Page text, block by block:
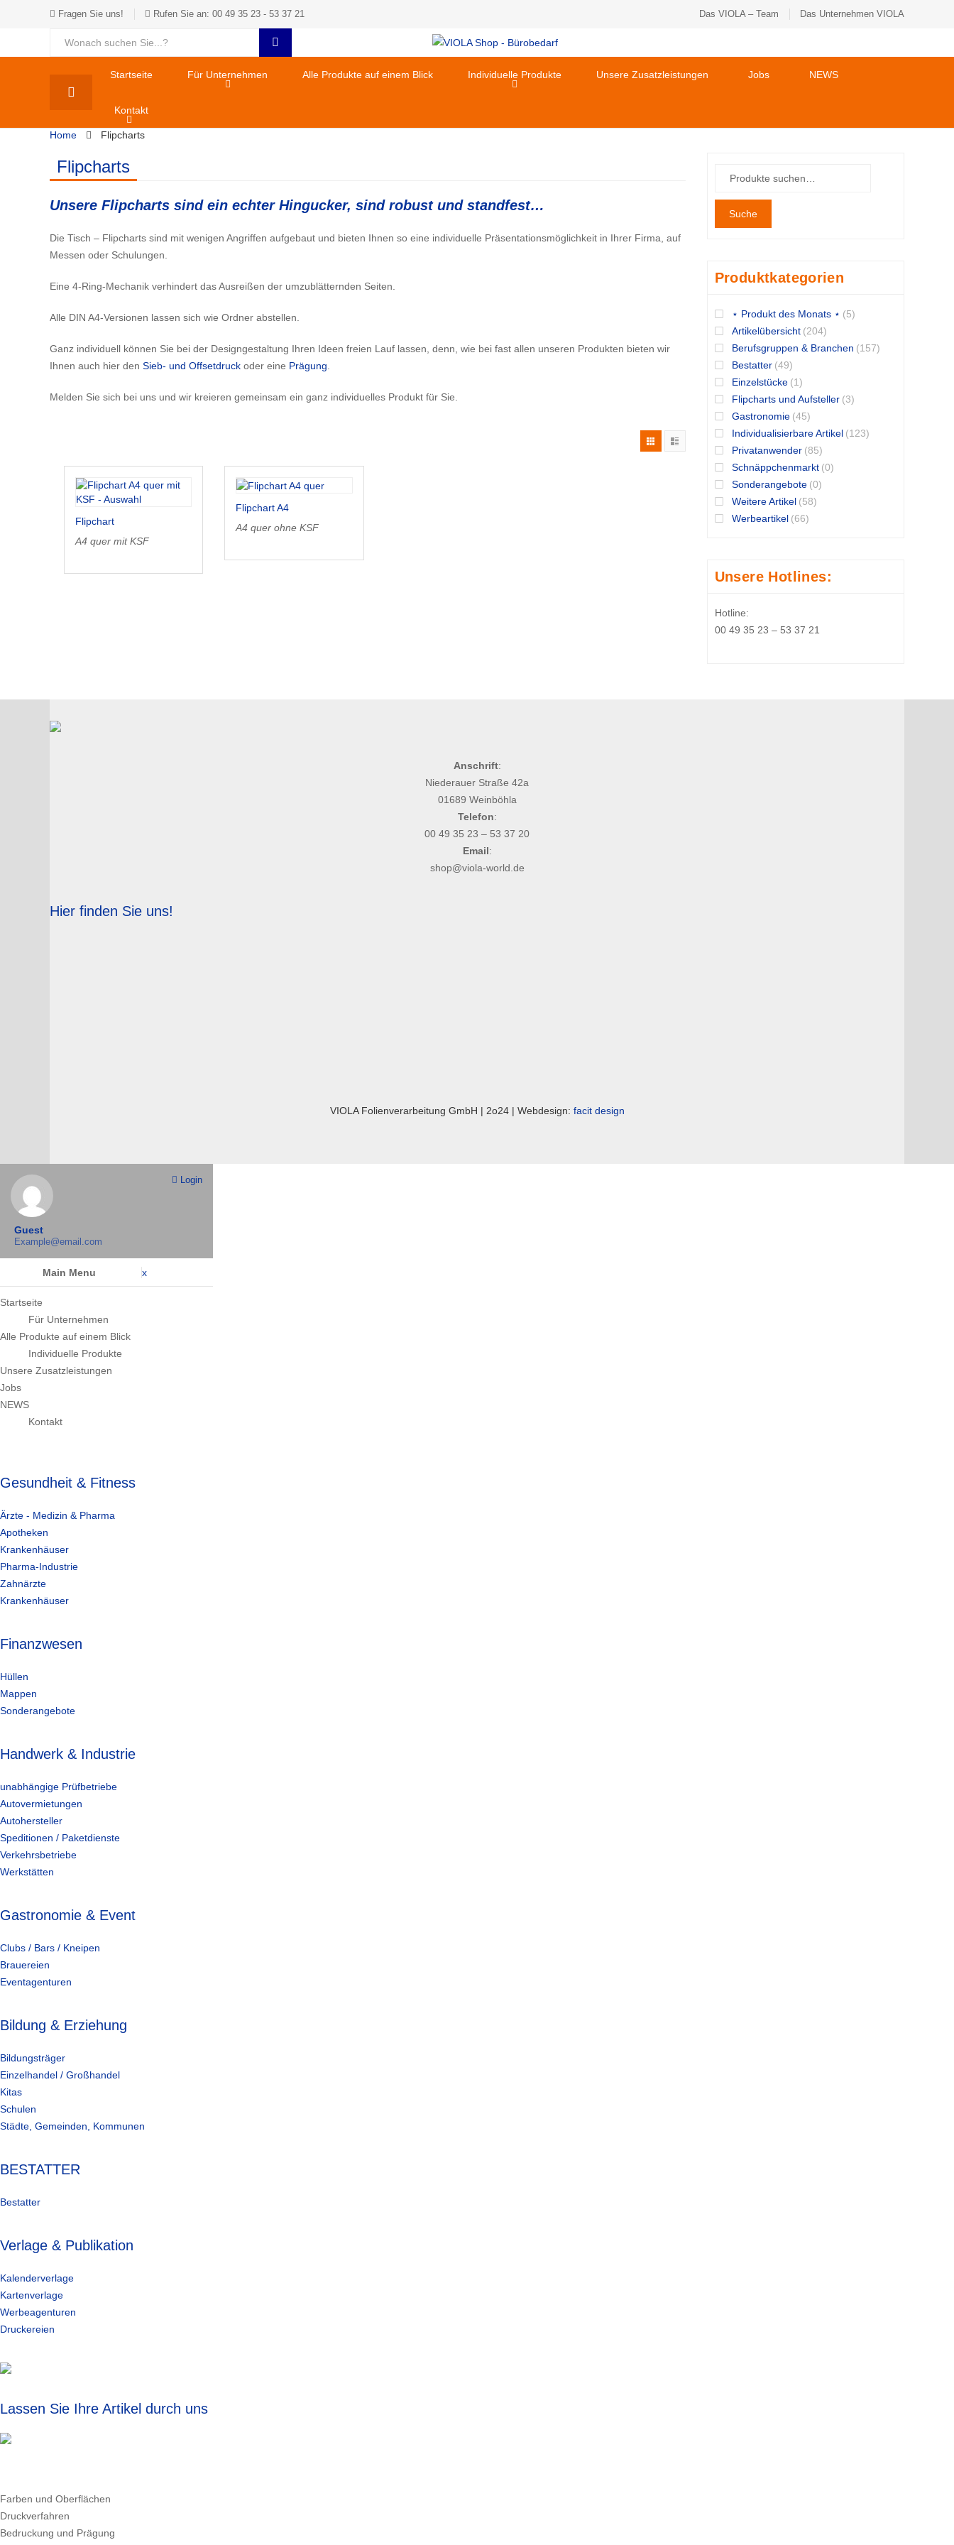
Fragen Sie uns! Rufen Sie an: 00 49 35 23 - 53 37 21 Das VIOLA – Team Das Unternehmen VIOLA
Startseite Für Unternehmen Alle Produkte auf einem Blick Individuelle Produkte Unsere Zusatzleistungen Jobs NEWS
Kontakt
Home Flipcharts
Flipcharts
Unsere Flipcharts sind ein echter Hingucker, sind robust und standfest…
Die Tisch – Flipcharts sind mit wenigen Angriffen aufgebaut und bieten Ihnen so eine individuelle Präsentationsmöglichkeit in Ihrer Firma, auf
Messen oder Schulungen.
Eine 4-Ring-Mechanik verhindert das Ausreißen der umzublätternden Seiten.
Alle DIN A4-Versionen lassen sich wie Ordner abstellen.
Ganz individuell können Sie bei der Designgestaltung Ihren Ideen freien Lauf lassen, denn, wie bei fast allen unseren Produkten bieten wir
Ihnen auch hier den Sieb- und Offsetdruck oder eine Prägung
Melden Sie sich bei uns und wir kreieren gemeinsam ein ganz individuelles Produkt für Sie.
Flipchart
A4 quer mit KSF
Flipchart A4
A4 quer ohne KSF
Suche
Produktkategorien
⋆ Produkt des Monats ⋆ (5)
Artikelübersicht (204)
Berufsgruppen & Branchen (157)
Bestatter (49)
Einzelstücke (1)
Flipcharts und Aufsteller (3)
Gastronomie (45)
Individualisierbare Artikel (123)
Privatanwender (85)
Schnäppchenmarkt (0)
Sonderangebote (0)
Weitere Artikel (58)
Werbeartikel (66)
Unsere Hotlines:
Hotline:
00 49 35 23 – 53 37 21
Anschrift:
Niederauer Straße 42a
01689 Weinböhla
Telefon:
00 49 35 23 – 53 37 20
Email:
shop@viola-world.de
Hier finden Sie uns!
VIOLA Folienverarbeitung GmbH | 2o24 | Webdesign: facit design
Login
Guest
Example@email.com
Main Menu x
Startseite
Für Unternehmen
Alle Produkte auf einem Blick
Individuelle Produkte
Unsere Zusatzleistungen
Jobs
NEWS
Kontakt
Gesundheit & Fitness
Ärzte - Medizin & Pharma
Apotheken
Krankenhäuser
Pharma-Industrie
Zahnärzte
Krankenhäuser
Finanzwesen
Hüllen
Mappen
Sonderangebote
Handwerk & Industrie
unabhängige Prüfbetriebe
Autovermietungen
Autohersteller
Speditionen / Paketdienste
Verkehrsbetriebe
Werkstätten
Gastronomie & Event
Clubs / Bars / Kneipen
Brauereien
Eventagenturen
Bildung & Erziehung
Bildungsträger
Einzelhandel / Großhandel
Kitas
Schulen
Städte, Gemeinden, Kommunen
BESTATTER
Bestatter
Verlage & Publikation
Kalenderverlage
Kartenverlage
Werbeagenturen
Druckereien
Lassen Sie Ihre Artikel durch uns individualisieren!
Farben und Oberflächen
Druckverfahren
Bedruckung und Prägung